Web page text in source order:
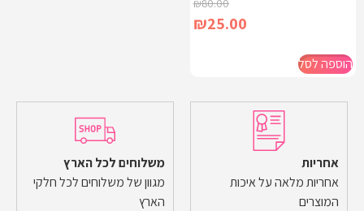
₪80.00
₪25.00
הוספה לסל
אחריות
אחריות מלאה על איכות
המוצרים
משלוחים לכל הארץ
מגוון של משלוחים לכל חלקי
הארץ